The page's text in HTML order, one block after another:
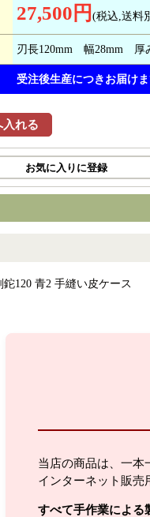
27,500円 (税込,送料
刃長120mm 幅28mm 厚
受注後生産につきお届け
入れる
お気に入りに登録
120 青2 手縫い皮ケース
当店の商品は、一本
インターネット販売
すべて手作業による